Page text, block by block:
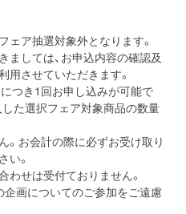
ア抽選対象外となります。
ましては、お申込内容の確認及
用させていただきます。
につき1回お申し込みが可能で
た選択フェア対象商品の数量
。お会計の際に必ずお受け取り
い。
せは受付ておりません。
企画についてのご参加をご遠慮